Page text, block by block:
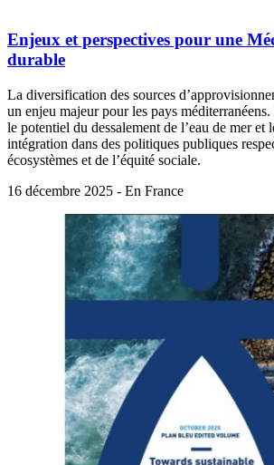
Enjeux et perspectives pour une
durable
La diversification des sources
un enjeu majeur pour les pays
le potentiel du dessalement de l’eau de mer et
intégration dans des politiques publiques
écosystèmes et de l’équité sociale.
16 décembre 2025 - En France